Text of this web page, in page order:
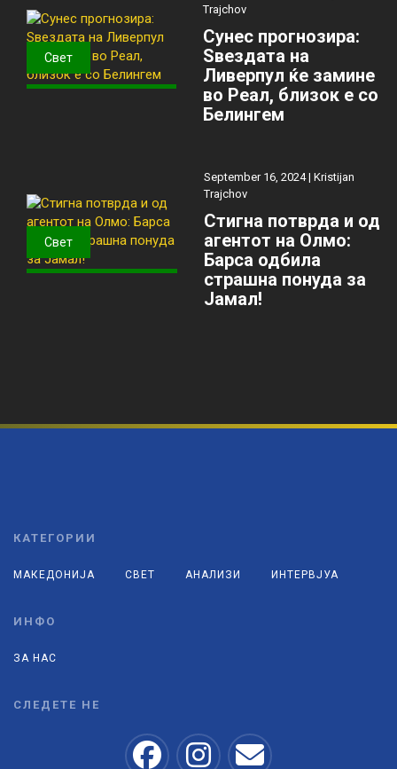
Свет
Trajchov
Сунес прогнозира:
Ѕвездата на
Ливерпул ќе замине
во Реал, близок е со
Белингем
Свет
September 16, 2024 | Kristijan
Trajchov
Стигна потврда и од
агентот на Олмо:
Барса одбила
страшна понуда за
Јамал!
КАТЕГОРИИ
МАКЕДОНИЈА СВЕТ АНАЛИЗИ ИНТЕРВЈУА
ИНФО
ЗА НАС
СЛЕДЕТЕ НЕ